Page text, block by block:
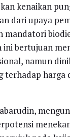
kenaikan
dari upaya
mandatori
ini bertujuan
namun
terhadap